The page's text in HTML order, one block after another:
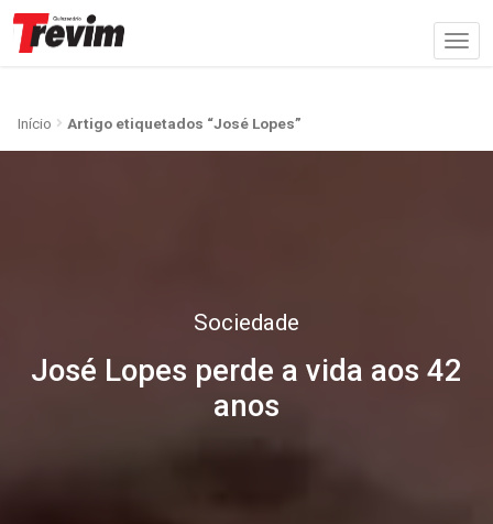
Início Artigo etiquetados “José Lopes”
Sociedade
José Lopes perde a vida aos 42
anos